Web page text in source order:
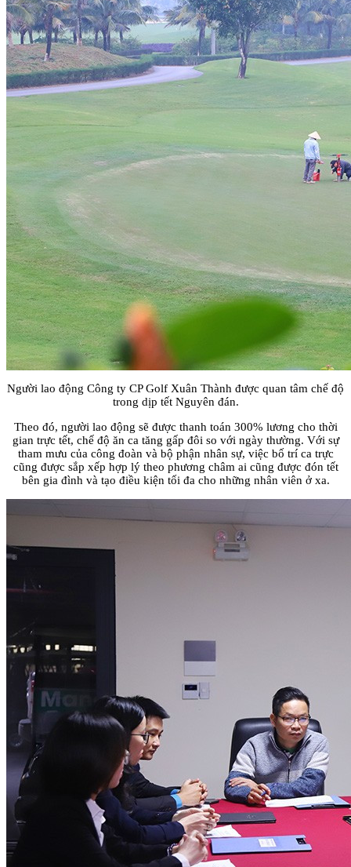
Người lao động Công ty CP Golf Xuân Thành được quan tâm chế độ
trong dịp tết Nguyên đán.
Theo đó, người lao động sẽ được thanh toán 300% lương cho thời
gian trực tết, chế độ ăn ca tăng gấp đôi so với ngày thường. Với sự
tham mưu của công đoàn và bộ phận nhân sự, việc bố trí ca trực
cũng được sắp xếp hợp lý theo phương châm ai cũng được đón tết
bên gia đình và tạo điều kiện tối đa cho những nhân viên ở xa.